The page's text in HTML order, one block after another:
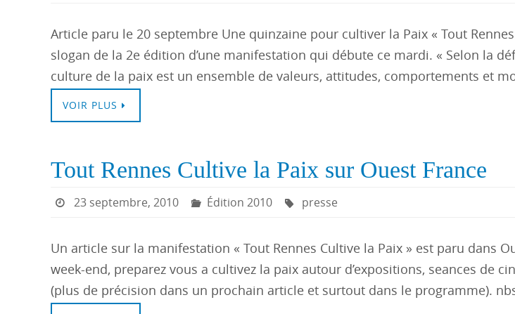
Article paru le 20 septembre Une quinzaine pour cultiver la Paix « Tout
slogan de la 2e édition d’une manifestation qui débute ce mardi. « Selon la
culture de la paix est un ensemble de valeurs, attitudes, comportements et
VOIR PLUS
Tout Rennes Cultive la Paix sur Ouest France
23 septembre, 2010 Édition 2010 presse
Un article sur la manifestation « Tout Rennes Cultive la Paix » est paru dans
week-end, preparez vous a cultivez la paix autour d’expositions, seances de
(plus de précision dans un prochain article et surtout dans le programme).